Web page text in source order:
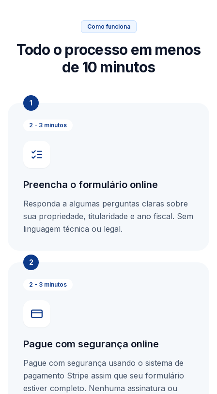
Como funciona
Todo o processo em menos
de 10 minutos
1
2 - 3 minutos
Preencha o formulário online
Responda a algumas perguntas claras sobre
sua propriedade, titularidade e ano fiscal. Sem
linguagem técnica ou legal.
2
2 - 3 minutos
Pague com segurança online
Pague com segurança usando o sistema de
pagamento Stripe assim que seu formulário
estiver completo. Nenhuma assinatura ou